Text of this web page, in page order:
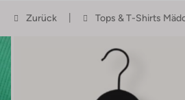
Zurück Tops & T-Shirts